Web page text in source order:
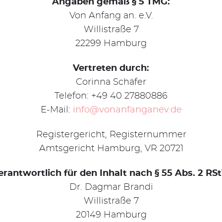
Angaben gemäß § 5 TMG:
Von Anfang an. e.V.
Willistraße 7
22299 Hamburg
Vertreten durch:
Corinna Schäfer
Telefon: +49 40 27880886
E-Mail: info@vonanfanganev.de
Registergericht, Registernummer
Amtsgericht Hamburg, VR 20721
für den Inhalt nach § 55 Abs. 2
Dr. Dagmar Brandi
Willistraße 7
20149 Hamburg